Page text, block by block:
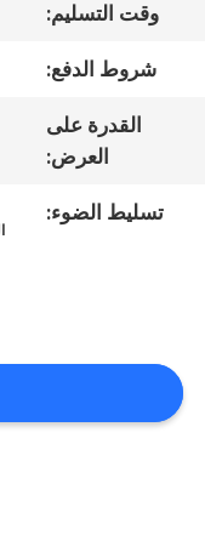
المعمل
الجودة
اطلب
وقت التسليم:
شروط الدفع:
القدرة على
العرض:
تسليط الضوء: